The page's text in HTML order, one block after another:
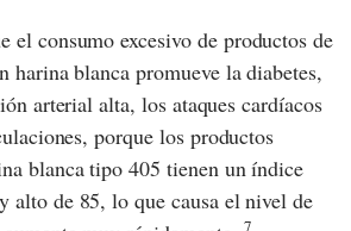
el consumo excesivo de productos de
harina blanca promueve la diabetes,
arterial alta, los ataques cardíacos
porque los productos
blanca tipo 405 tienen un índice
alto de 85, lo que causa el nivel de
7